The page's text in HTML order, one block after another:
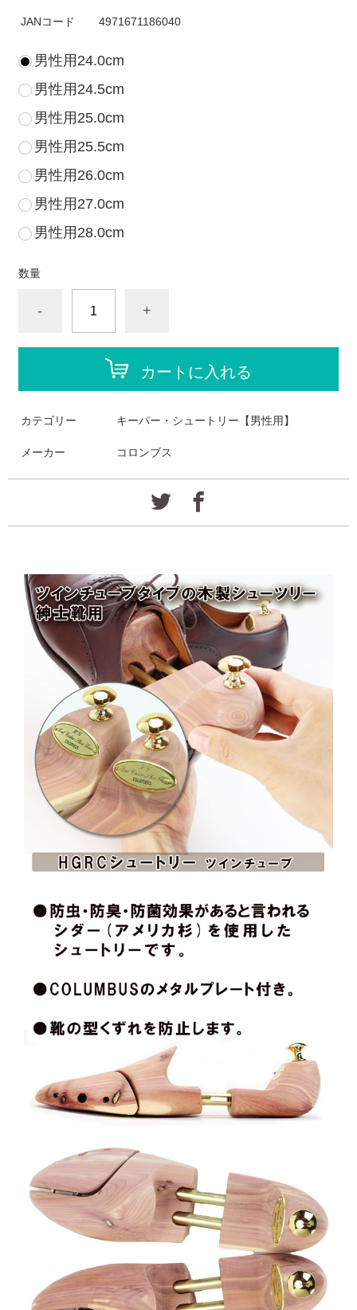
JANコード 4971671186040
男性用24.0cm
男性用24.5cm
男性用25.0cm
男性用25.5cm
男性用26.0cm
男性用27.0cm
男性用28.0cm
数量
- +
カートに入れる
カテゴリー キーパー・シュートリー【男性用】
メーカー コロンブス